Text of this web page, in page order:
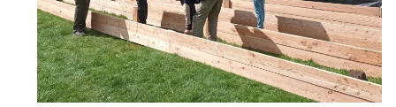
K
l
i
m